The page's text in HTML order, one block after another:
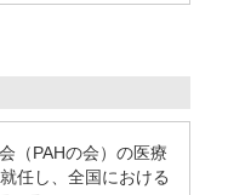
（PAHの会）の医療
任し、全国における